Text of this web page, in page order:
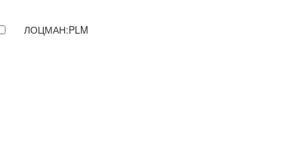
ЛОЦМАН:PLM